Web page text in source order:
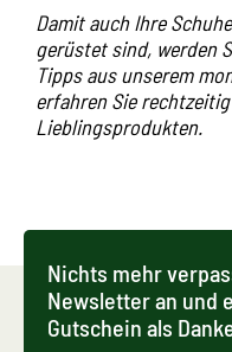
Damit auch Ihre
gerüstet sind, werden
Tipps aus unserem
erfahren Sie
Lieblingsprodukten.
Nichts mehr
Newsletter an und
Gutschein als